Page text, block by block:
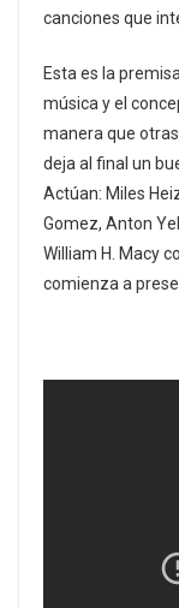
canciones que
Esta es la
música y el
manera que
deja al final un
Actúan: Miles
Gomez, Anton
William H. Macy
comienza a